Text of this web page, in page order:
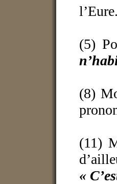
l’Eure.
(5)
(8)
(11)
«